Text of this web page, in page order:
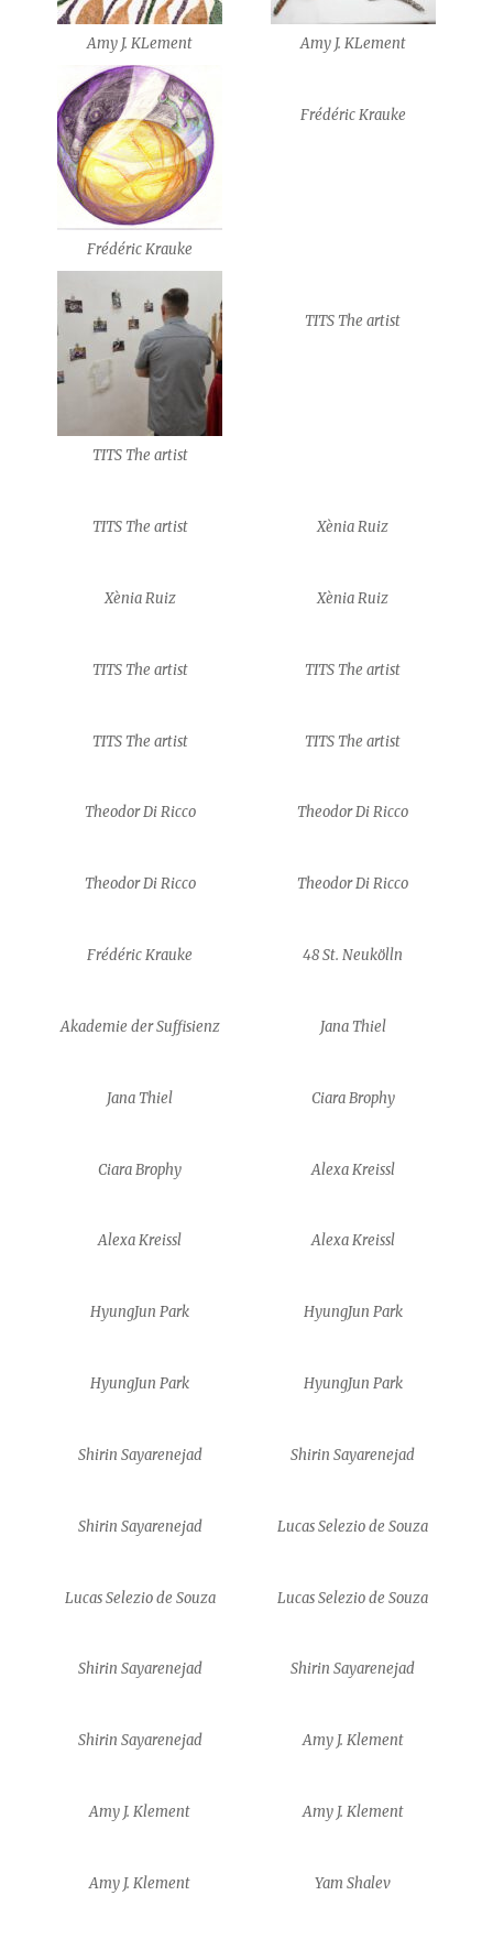
Amy J. KLement Amy J. KLement
Frédéric Krauke
Frédéric Krauke
TITS The artist
TITS The artist
TITS The artist Xènia Ruiz
Xènia Ruiz Xènia Ruiz
TITS The artist TITS The artist
TITS The artist TITS The artist
Theodor Di Ricco Theodor Di Ricco
Theodor Di Ricco Theodor Di Ricco
Frédéric Krauke 48 St. Neukölln
Akademie der Suffisienz Jana Thiel
Jana Thiel Ciara Brophy
Ciara Brophy Alexa Kreissl
Alexa Kreissl Alexa Kreissl
HyungJun Park HyungJun Park
HyungJun Park HyungJun Park
Shirin Sayarenejad Shirin Sayarenejad
Shirin Sayarenejad Lucas Selezio de Souza
Lucas Selezio de Souza Lucas Selezio de Souza
Shirin Sayarenejad Shirin Sayarenejad
Shirin Sayarenejad Amy J. Klement
Amy J. Klement Amy J. Klement
Amy J. Klement Yam Shalev